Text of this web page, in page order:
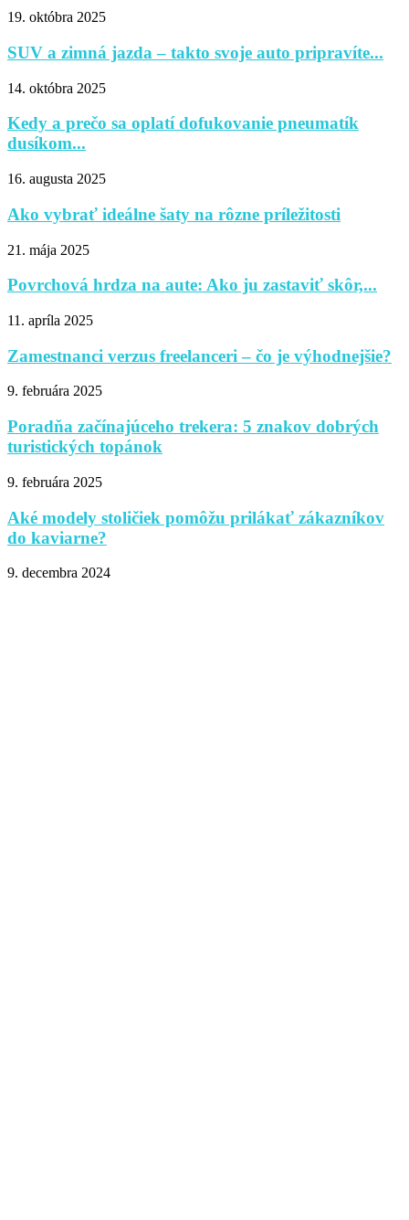
19. októbra 2025
SUV a zimná jazda – takto svoje auto pripravíte...
14. októbra 2025
Kedy a prečo sa oplatí dofukovanie pneumatík
dusíkom...
16. augusta 2025
Ako vybrať ideálne šaty na rôzne príležitosti
21. mája 2025
Povrchová hrdza na aute: Ako ju zastaviť skôr,...
11. apríla 2025
Zamestnanci verzus freelanceri – čo je výhodnejšie?
9. februára 2025
Poradňa začínajúceho trekera: 5 znakov dobrých
turistických topánok
9. februára 2025
Aké modely stoličiek pomôžu prilákať zákazníkov
do kaviarne?
9. decembra 2024